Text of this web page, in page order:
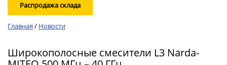
Распродажа склада
Главная / Новости
Широкополосные смесители L3 Narda-